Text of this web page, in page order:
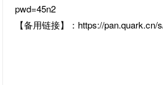
pwd=45n2
【备用链接】：https://pan.quark.cn/